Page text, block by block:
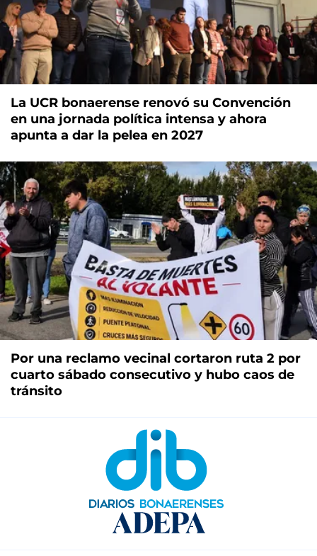
La UCR bonaerense renovó su Convención
en una jornada política intensa y ahora
apunta a dar la pelea en 2027
Por una reclamo vecinal cortaron ruta 2 por
cuarto sábado consecutivo y hubo caos de
tránsito